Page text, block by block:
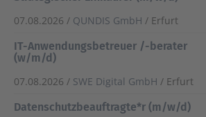
07.08.2026 / QUNDIS GmbH / Erfurt
IT-Anwendungsbetreuer /-berater
(w/m/d)
07.08.2026 / SWE Digital GmbH / Erfurt
Datenschutzbeauftragte*r (m/w/d)